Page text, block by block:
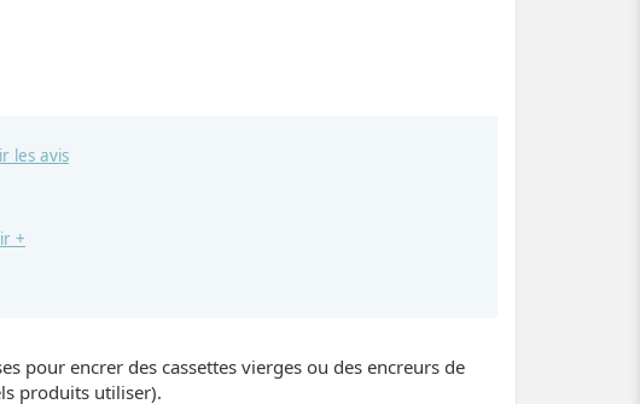
les avis
+
pour encrer des cassettes vierges ou des encreurs de
produits utiliser).